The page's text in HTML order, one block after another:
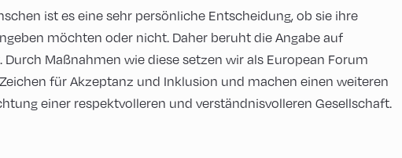
ist es eine sehr persönliche Entscheidung, ob sie ihre
möchten oder nicht. Daher beruht die Angabe auf
Durch Maßnahmen wie diese setzen wir als European Forum
für Akzeptanz und Inklusion und machen einen weiteren
einer respektvolleren und verständnisvolleren Gesellschaft.